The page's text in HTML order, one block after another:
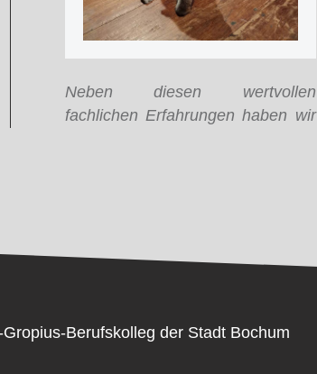
Neben diesen wertvollen
fachlichen Erfahrungen haben wir
Berufskolleg der Stadt Bochum